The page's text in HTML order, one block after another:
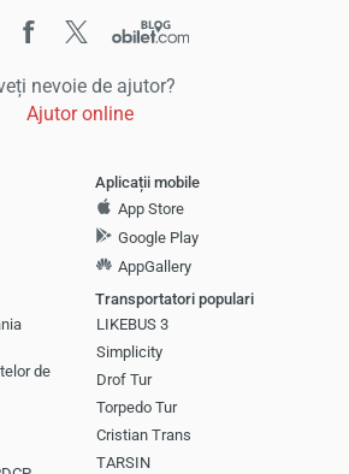
nevoie de ajutor?
Ajutor online
de
Aplicații mobile
App Store
Google Play
AppGallery
Transportatori populari
LIKEBUS 3
Simplicity
Drof Tur
Torpedo Tur
Cristian Trans
TARSIN